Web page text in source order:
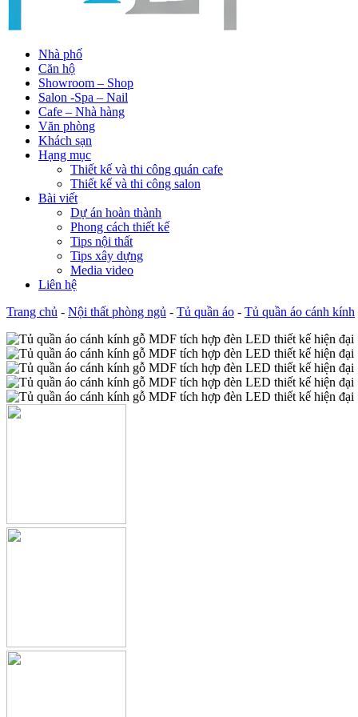
Nhà phố
Căn hộ
Showroom – Shop
Salon -Spa – Nail
Cafe – Nhà hàng
Văn phòng
Khách sạn
Hạng mục
Thiết kế và thi công quán cafe
Thiết kế và thi công salon
Bài viết
Dự án hoàn thành
Phong cách thiết kế
Tips nội thất
Tips xây dựng
Media video
Liên hệ
Trang chủ - Nội thất phòng ngủ - Tủ quần áo - Tủ quần áo cánh kính